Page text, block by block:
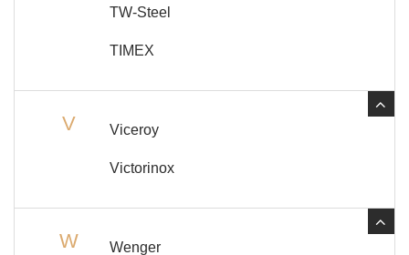
TW-Steel
TIMEX
V Viceroy
Victorinox
W Wenger